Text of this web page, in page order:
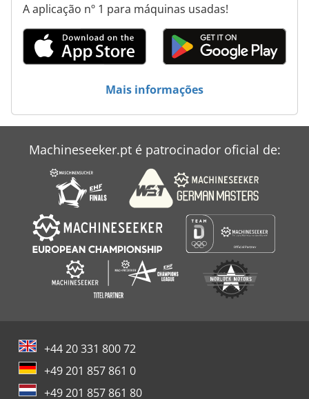
A aplicação nº 1 para máquinas usadas!
Mais informações
Machineseeker.pt é patrocinador oficial de:
+44 20 331 800 72
+49 201 857 861 0
+49 201 857 861 80